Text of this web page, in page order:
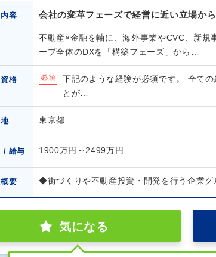
容 会社の変革フェーズで経営に近い立場か
不動産×金融を軸に、海外事業やCVC、新
ープ全体のDXを「構築フェーズ」から…
格 必須
下記のような経験が必須です。 全て
とが…
東京都
/ 給与 1900万円～2499万円
要 ◆街づくりや不動産投資・開発を行う企業
気になる